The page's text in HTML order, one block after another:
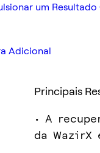
um Resultado
Adicional
Principais
• A
da WazirX